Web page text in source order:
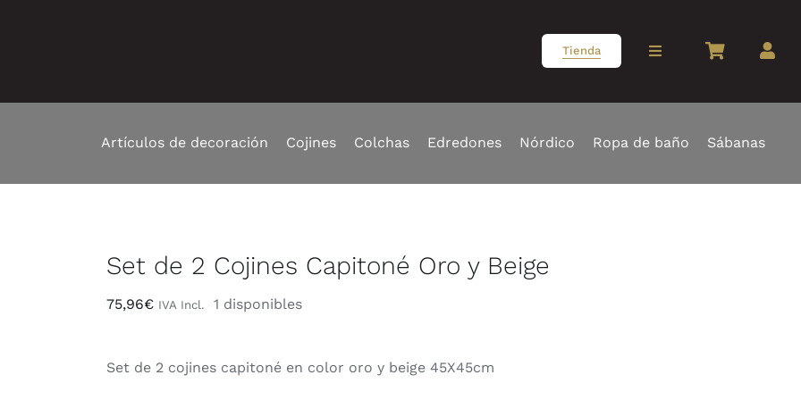
Tienda
Toggle
Artículos de decoración Cojines Colchas Edredones Nórdico Ropa de baño Sábanas
Set de 2 Cojines Capitoné Oro y Beige
75,96€ IVA Incl. 1 disponibles
Set de 2 cojines capitoné en color oro y beige 45X45cm